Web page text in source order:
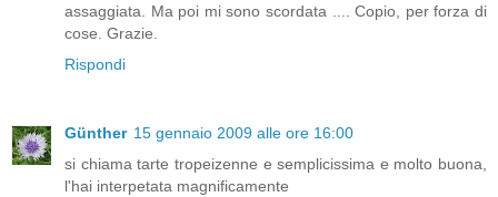
assaggiata. Ma poi mi sono scordata .... Copio, per forza di
cose. Grazie.
Rispondi
Günther 15 gennaio 2009 alle ore 16:00
si chiama tarte tropeizenne e semplicissima e molto buona,
l'hai interpetata magnificamente